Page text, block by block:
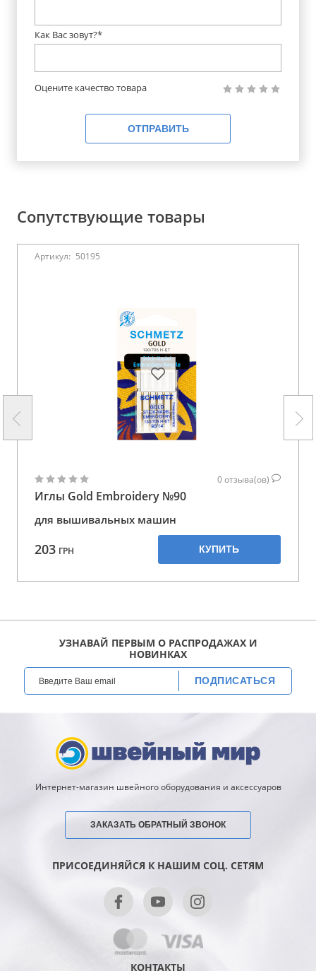
Как Вас зовут?*
Оцените качество товара
ОТПРАВИТЬ
Сопутствующие товары
Артикул: 50195
0отзыва(ов)
Иглы Gold Embroidery №90
для вышивальных машин
203 ГРН КУПИТЬ
УЗНАВАЙ ПЕРВЫМ О РАСПРОДАЖАХ И
НОВИНКАХ
ПОДПИСАТЬСЯ
Интернет-магазин швейного оборудования и аксессуаров
ЗАКАЗАТЬ ОБРАТНЫЙ ЗВОНОК
ПРИСОЕДИНЯЙСЯ К НАШИМ СОЦ. СЕТЯМ
КОНТАКТЫ